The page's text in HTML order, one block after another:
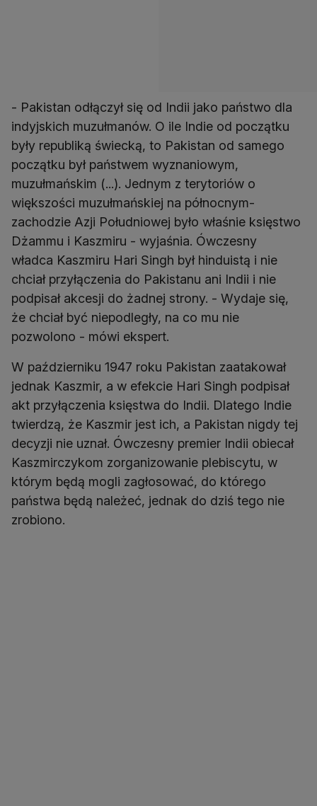
- Pakistan odłączył się od Indii jako państwo dla
indyjskich muzułmanów. O ile Indie od początku
były republiką świecką, to Pakistan od samego
początku był państwem wyznaniowym,
muzułmańskim (...). Jednym z terytoriów o
większości muzułmańskiej na północnym-
zachodzie Azji Południowej było właśnie księstwo
Dżammu i Kaszmiru - wyjaśnia. Ówczesny
władca Kaszmiru Hari Singh był hinduistą i nie
chciał przyłączenia do Pakistanu ani Indii i nie
podpisał akcesji do żadnej strony. - Wydaje się,
że chciał być niepodległy, na co mu nie
pozwolono - mówi ekspert.
W październiku 1947 roku Pakistan zaatakował
jednak Kaszmir, a w efekcie Hari Singh podpisał
akt przyłączenia księstwa do Indii. Dlatego Indie
twierdzą, że Kaszmir jest ich, a Pakistan nigdy tej
decyzji nie uznał. Ówczesny premier Indii obiecał
Kaszmirczykom zorganizowanie plebiscytu, w
którym będą mogli zagłosować, do którego
państwa będą należeć, jednak do dziś tego nie
zrobiono.